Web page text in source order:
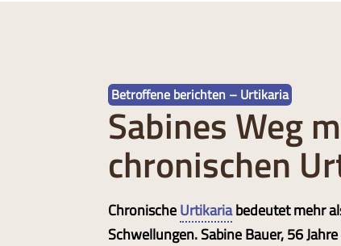
Betroffene berichten – Urtikaria
Sabines Weg
chronischen
ChronischeUrtikariabedeutet mehr
Schwellungen. Sabine Bauer, 56